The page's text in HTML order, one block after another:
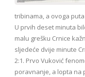
tribinama, a ovoga
U prvih deset minuta
malu grešku Crnice
sljedeće dvije minute
2:1. Prvo Vuković
poravnanje, a lopta na